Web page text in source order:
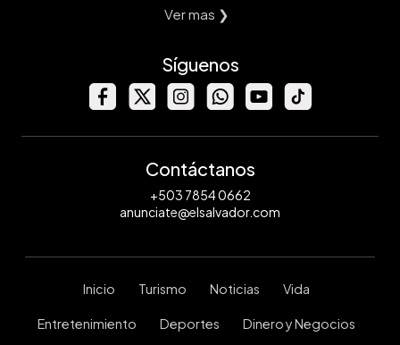
Ver mas ❯
Síguenos
Contáctanos
+503 7854 0662
anunciate@elsalvador.com
Inicio Turismo Noticias Vida
Entretenimiento Deportes Dinero y Negocios